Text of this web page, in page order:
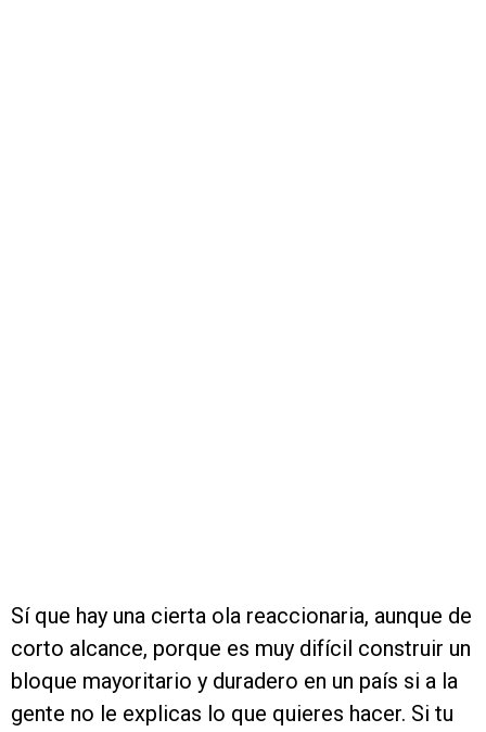
Sí que hay una cierta ola reaccionaria, aunque de
corto alcance, porque es muy difícil construir un
bloque mayoritario y duradero en un país si a la
gente no le explicas lo que quieres hacer. Si tu